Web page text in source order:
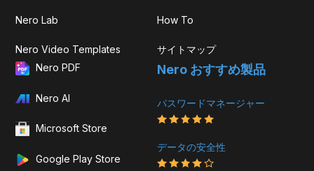
Nero Lab
Nero Video Templates
How To
サイトマップ
Nero PDF
Nero AI
Microsoft Store
Google Play Store
Nero おすすめ製品
パスワードマネージャー
データの安全性